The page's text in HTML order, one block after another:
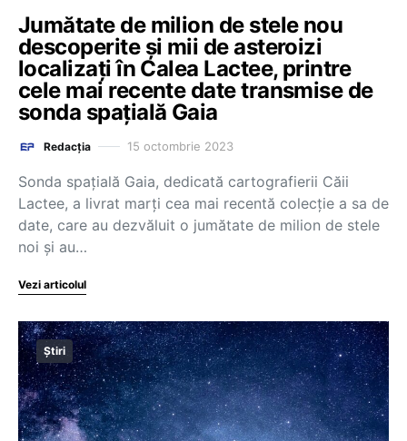
Jumătate de milion de stele nou
descoperite și mii de asteroizi
localizați în Calea Lactee, printre
cele mai recente date transmise de
sonda spațială Gaia
Redacția 15 octombrie 2023
Sonda spaţială Gaia, dedicată cartografierii Căii
Lactee, a livrat marţi cea mai recentă colecţie a sa de
date, care au dezvăluit o jumătate de milion de stele
noi şi au…
Vezi articolul
Știri